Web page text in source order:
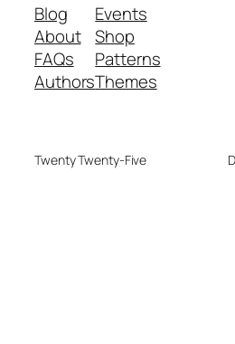
Blog
About
FAQs
Authors
Events
Shop
Patterns
Themes
Twenty Twenty-Five